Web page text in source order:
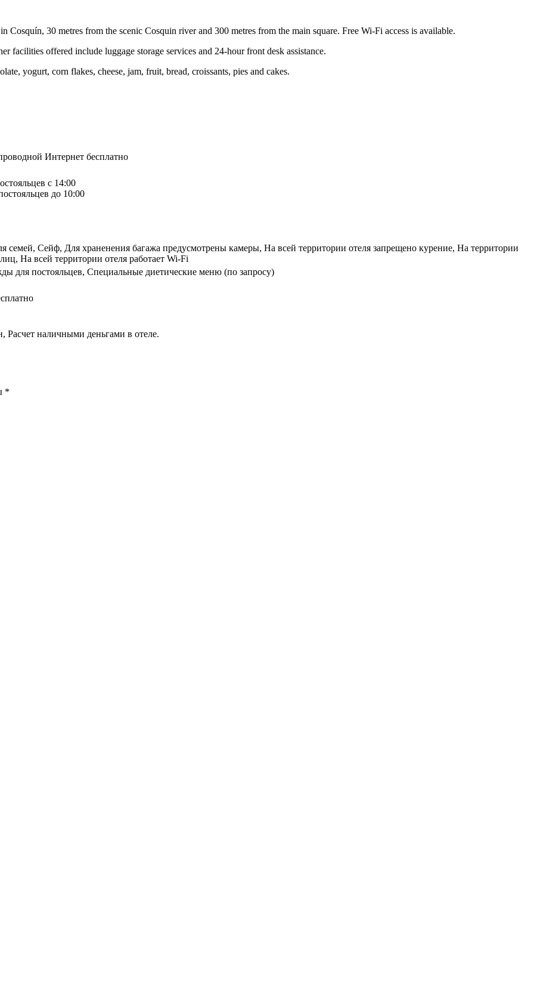
Cosquín, 30 metres from the scenic Cosquin river and 300 metres from the main square. Free Wi-Fi access is available.
facilities offered include luggage storage services and 24-hour front desk assistance.
yogurt, corn flakes, cheese, jam, fruit, bread, croissants, pies and cakes.
Интернет бесплатно
с 14:00
до 10:00
семей, Сейф, Для храненения багажа предусмотрены камеры, На всей территории отеля запрещено курение, На территории
На всей территории отеля работает Wi-Fi
для постояльцев, Специальные диетические меню (по запросу)
Расчет наличными деньгами в отеле.
*